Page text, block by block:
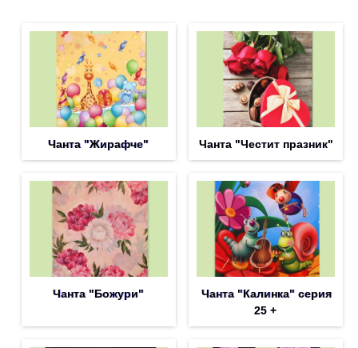
Чанта "Жирафче" Чанта "Честит празник"
Чанта "Божури"
Чанта "Калинка" серия
25 +